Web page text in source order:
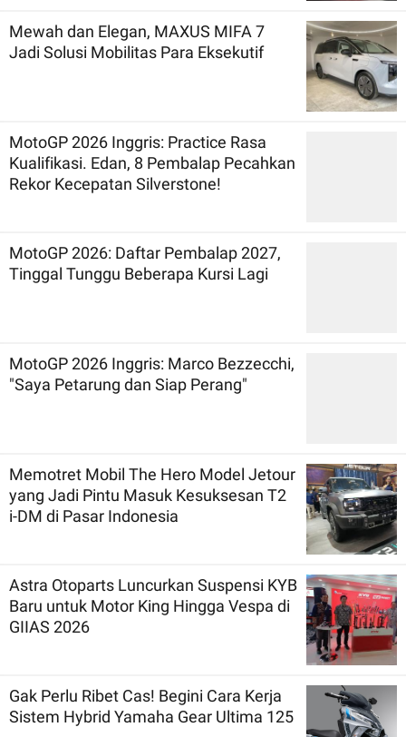
Mewah dan Elegan, MAXUS MIFA 7
Jadi Solusi Mobilitas Para Eksekutif
MotoGP 2026 Inggris: Practice Rasa
Kualifikasi. Edan, 8 Pembalap Pecahkan
Rekor Kecepatan Silverstone!
MotoGP 2026: Daftar Pembalap 2027,
Tinggal Tunggu Beberapa Kursi Lagi
MotoGP 2026 Inggris: Marco Bezzecchi,
"Saya Petarung dan Siap Perang"
Memotret Mobil The Hero Model Jetour
yang Jadi Pintu Masuk Kesuksesan T2
i-DM di Pasar Indonesia
Astra Otoparts Luncurkan Suspensi KYB
Baru untuk Motor King Hingga Vespa di
GIIAS 2026
Gak Perlu Ribet Cas! Begini Cara Kerja
Sistem Hybrid Yamaha Gear Ultima 125